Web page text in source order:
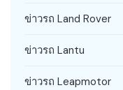
ข่าวรถ Land Rover
ข่าวรถ Lantu
ข่าวรถ Leapmotor